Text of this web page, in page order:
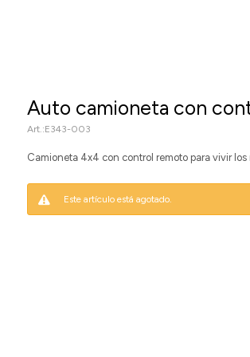
Auto camioneta con
E343-003
Camioneta 4x4 con control remoto para vivir
Este artículo está agotado.